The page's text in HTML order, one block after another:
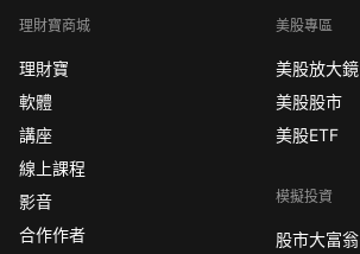
理財寶商城
理財寶
軟體
講座
線上課程
影音
合作作者
美股專區
美股放大鏡
美股股市
美股ETF
模擬投資
股市大富翁